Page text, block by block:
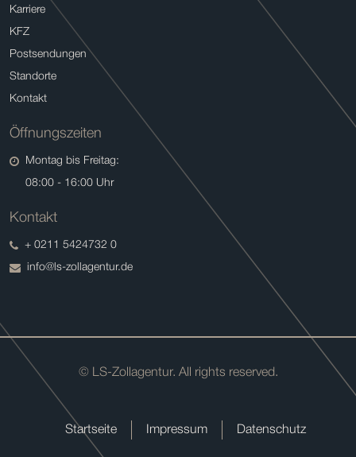
Karriere
KFZ
Postsendungen
Standorte
Kontakt
Öffnungszeiten
Montag bis Freitag:
08:00 - 16:00 Uhr
Kontakt
+ 0211 5424732 0
info@ls-zollagentur.de
© LS-Zollagentur. All rights reserved.
Startseite Impressum Datenschutz